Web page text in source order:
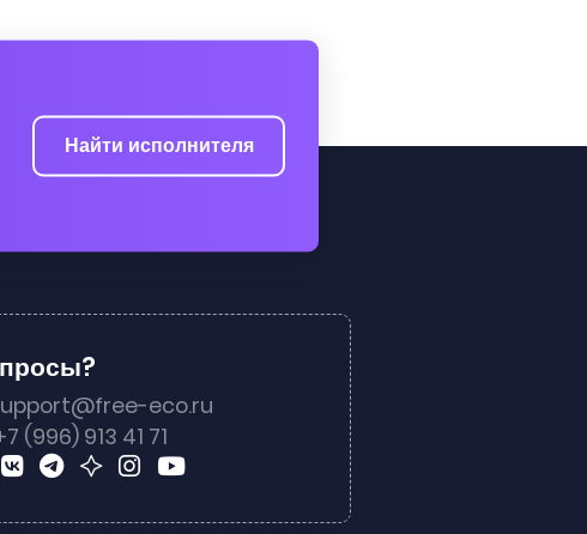
Найти исполнителя
eco.ru
(996) 913 41 71